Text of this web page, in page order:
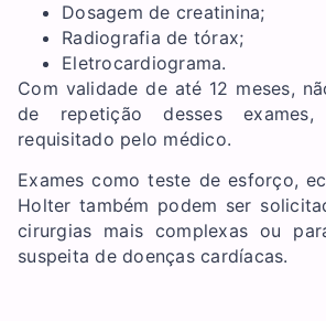
Dosagem de creatinina;
Radiografia de tórax;
Eletrocardiograma.
Com validade de até 12 meses,
de repetição desses
requisitado pelo médico.
Exames como teste de esforço,
Holter também podem ser
cirurgias mais complexas ou
suspeita de doenças cardíacas.